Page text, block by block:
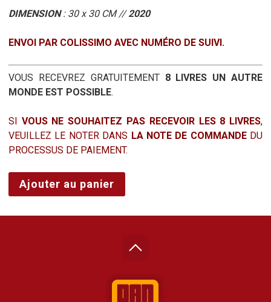
DIMENSION: 30 x 30 CM //2020
ENVOI PAR COLISSIMO AVEC NUMÉRO DE SUIVI.
VOUS RECEVREZ GRATUITEMENT 8 LIVRES UN AUTRE
MONDE EST POSSIBLE.
SI VOUS NE SOUHAITEZ PAS RECEVOIR LES 8 LIVRES,
VEUILLEZ LE NOTER DANS LA NOTE DE COMMANDEDU
PROCESSUS DE PAIEMENT.
quantité
de
Ajouter au panier